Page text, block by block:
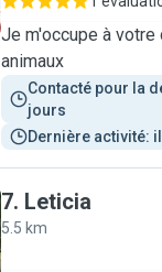
Je m'occupe à
animaux
Contacté pour la
jours
Dernière activité:
7. Leticia
5.5 km